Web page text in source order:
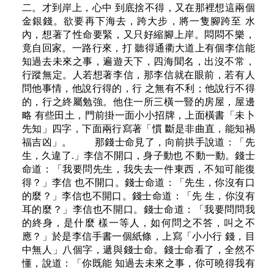
二。才到岸上，心中 到底捨不得，又在那裡想這兩個
金銀錢。欲要再下海去，跨大步，將一隻腳跨至 水
內，想著了性命要緊，又只好縮腳上岸。悶悶不樂，
竟自回家。一路行來，打 聽得通衢大道上有個李信能
知過去未來之事，遍遊天下，四海聞名，出沒不常，
行蹤無定。人若想著李信，那李信就在眼前，若有人
問他事情，他說行得的，行 之無有不利；他說行不得
的，行之終屬勉強。他住一所三橫一豎的房屋，屋邊
略 有些田土，門前掛一面小小招牌，上面橫書「未卜
先知」四字，下面兩行寫著「慣 斷是非曲直，能知禍
福吉凶」。 那錢士命見了，向前拱手說道：「先
生，久違了.」李信不開口，身子動也 不動一動。錢士
命道：「我要問先生，我失去一件東西，不知可能復
得？」李信 也不開口。錢士命道：「先生，你沒有口
的麼？」李信也不開口。錢士命道：「先 生，你沒有
耳的麼？」李信也不開口。錢士命道：「我要問問我
的終身，是什麼 樣一等人，如何問之不答，叫之不
應？」於是李信手書一個紙條，上寫「小小行 錢，目
中無人」八個字，遞與錢士命。錢士命看了，全然不
懂，說道：「你既能 知過去未來之事，你可曉得我有